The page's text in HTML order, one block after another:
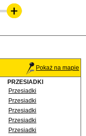
Pokaż na mapie
PRZESIADKI
Przesiadki
Przesiadki
Przesiadki
Przesiadki
Przesiadki